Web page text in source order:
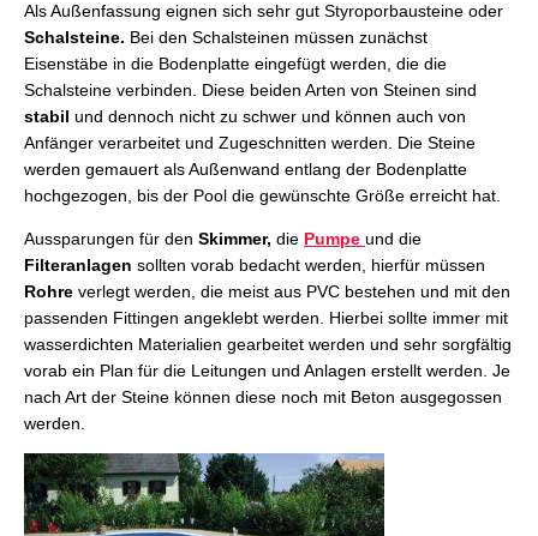
Als Außenfassung eignen sich sehr gut Styroporbausteine oder
Schalsteine. Bei den Schalsteinen müssen zunächst
Eisenstäbe in die Bodenplatte eingefügt werden, die die
Schalsteine verbinden. Diese beiden Arten von Steinen sind
stabil und dennoch nicht zu schwer und können auch von
Anfänger verarbeitet und Zugeschnitten werden. Die Steine
werden gemauert als Außenwand entlang der Bodenplatte
hochgezogen, bis der Pool die gewünschte Größe erreicht hat.
Aussparungen für den Skimmer, die Pumpe und die
Filteranlagen sollten vorab bedacht werden, hierfür müssen
Rohre verlegt werden, die meist aus PVC bestehen und mit den
passenden Fittingen angeklebt werden. Hierbei sollte immer mit
wasserdichten Materialien gearbeitet werden und sehr sorgfältig
vorab ein Plan für die Leitungen und Anlagen erstellt werden. Je
nach Art der Steine können diese noch mit Beton ausgegossen
werden.